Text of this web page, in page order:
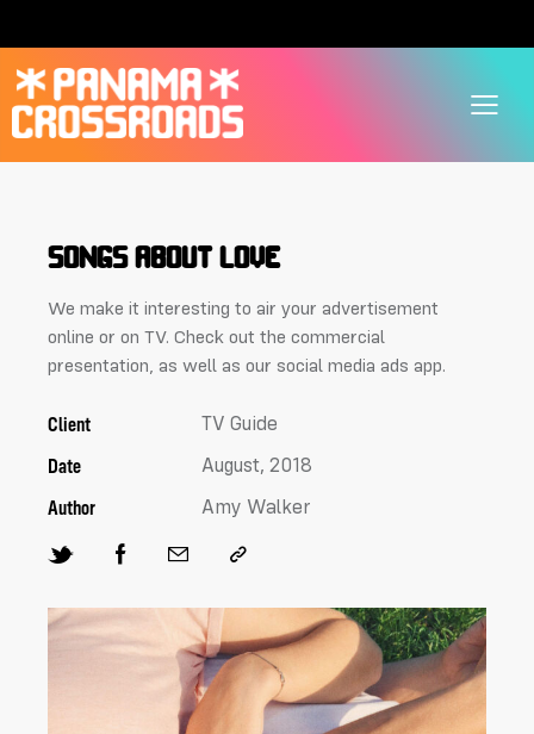
SONGS ABOUT LOVE
We make it interesting to air your advertisement
online or on TV. Check out the commercial
presentation, as well as our social media ads app.
Client TV Guide
Date August, 2018
Author Amy Walker